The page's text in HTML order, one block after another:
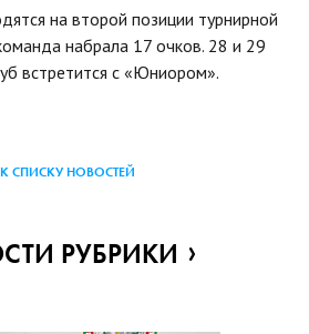
на второй позиции турнирной
набрала 17 очков. 28 и 29
встретится с «Юниором».
К СПИСКУ НОВОСТЕЙ
РУБРИКИ